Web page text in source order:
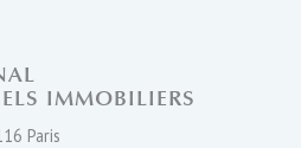
IMMOBILIERS
Paris